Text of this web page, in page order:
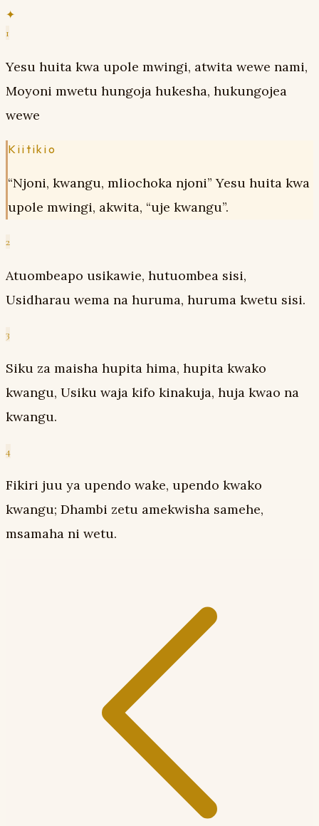
✦
1
Yesu huita kwa upole mwingi, atwita wewe nami,
Moyoni mwetu hungoja hukesha, hukungojea
wewe
Kiitikio
“Njoni, kwangu, mliochoka njoni” Yesu huita kwa
upole mwingi, akwita, “uje kwangu”.
2
Atuombeapo usikawie, hutuombea sisi,
Usidharau wema na huruma, huruma kwetu sisi.
3
Siku za maisha hupita hima, hupita kwako
kwangu, Usiku waja kifo kinakuja, huja kwao na
kwangu.
4
Fikiri juu ya upendo wake, upendo kwako
kwangu; Dhambi zetu amekwisha samehe,
msamaha ni wetu.